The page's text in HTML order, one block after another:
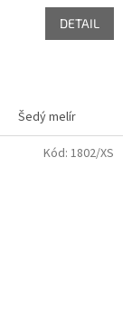
DETAIL
Šedý melír
Kód: 1802/XS